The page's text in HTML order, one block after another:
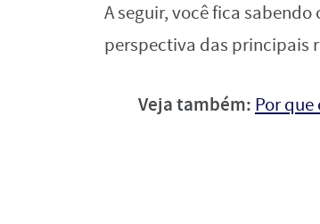
A seguir, você fica
perspectiva das principais
Veja também: Por